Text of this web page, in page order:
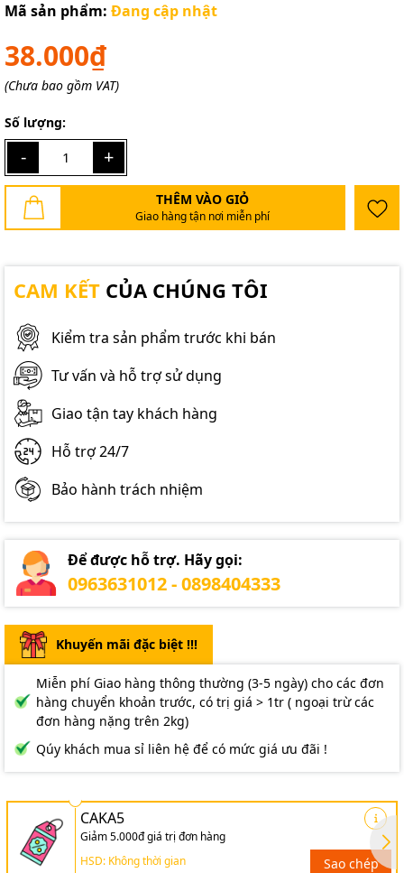
Mã sản phẩm: Đang cập nhật
38.000₫
(Chưa bao gồm VAT)
Số lượng:
- +
THÊM VÀO GIỎ
Giao hàng tận nơi miễn phí
CAM KẾT CỦA CHÚNG TÔI
Kiểm tra sản phẩm trước khi bán
Tư vấn và hỗ trợ sử dụng
Giao tận tay khách hàng
Hỗ trợ 24/7
Bảo hành trách nhiệm
Để được hỗ trợ. Hãy gọi:
0963631012 - 0898404333
Khuyến mãi đặc biệt !!!
Miễn phí Giao hàng thông thường (3-5 ngày) cho các đơn
hàng chuyển khoản trước, có trị giá > 1tr ( ngoại trừ các
đơn hàng nặng trên 2kg)
Qúy khách mua sỉ liên hệ để có mức giá ưu đãi !
CAKA5
Giảm 5.000đ giá trị đơn hàng
HSD: Không thời gian
Sao chép